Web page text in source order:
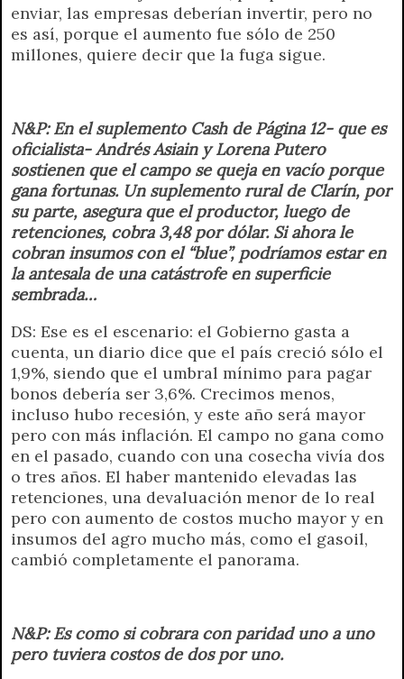
enviar, las empresas deberían invertir, pero no
es así, porque el aumento fue sólo de 250
millones, quiere decir que la fuga sigue.
N&P: En el suplemento Cash de Página 12- que es
oficialista- Andrés Asiain y Lorena Putero
sostienen que el campo se queja en vacío porque
gana fortunas. Un suplemento rural de Clarín, por
su parte, asegura que el productor, luego de
retenciones, cobra 3,48 por dólar. Si ahora le
cobran insumos con el “blue”, podríamos estar en
la antesala de una catástrofe en superficie
sembrada…
DS: Ese es el escenario: el Gobierno gasta a
cuenta, un diario dice que el país creció sólo el
1,9%, siendo que el umbral mínimo para pagar
bonos debería ser 3,6%. Crecimos menos,
incluso hubo recesión, y este año será mayor
pero con más inflación. El campo no gana como
en el pasado, cuando con una cosecha vivía dos
o tres años. El haber mantenido elevadas las
retenciones, una devaluación menor de lo real
pero con aumento de costos mucho mayor y en
insumos del agro mucho más, como el gasoil,
cambió completamente el panorama.
N&P: Es como si cobrara con paridad uno a uno
pero tuviera costos de dos por uno.